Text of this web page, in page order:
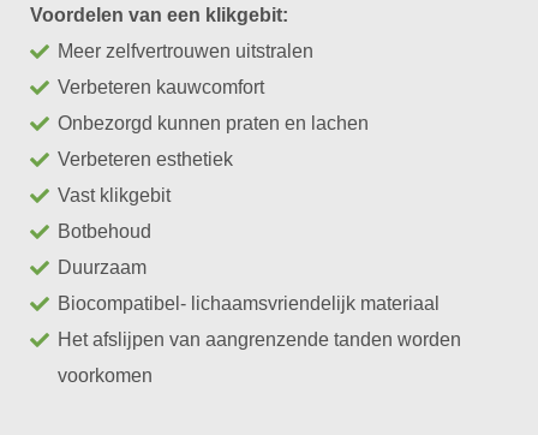
Voordelen van een klikgebit:
Meer zelfvertrouwen uitstralen
Verbeteren kauwcomfort
Onbezorgd kunnen praten en lachen
Verbeteren esthetiek
Vast klikgebit
Botbehoud
Duurzaam
Biocompatibel- lichaamsvriendelijk materiaal
Het afslijpen van aangrenzende tanden worden
voorkomen